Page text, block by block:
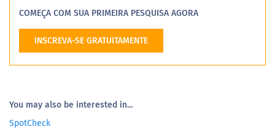
COMEÇA COM SUA PRIMEIRA PESQUISA AGORA
INSCREVA-SE GRATUITAMENTE
You may also be interested in...
SpotCheck